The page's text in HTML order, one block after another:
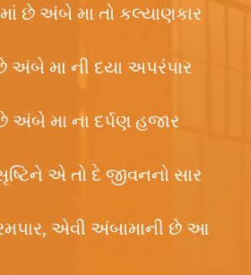
છે અંબે મા તો કલ્યાણકાર
અંબે મા ની દયા અપરંપાર
અંબે મા ના દર્પણ હજાર
એ તો દે જીવનનો સાર
એવી અંબામાની છે આ